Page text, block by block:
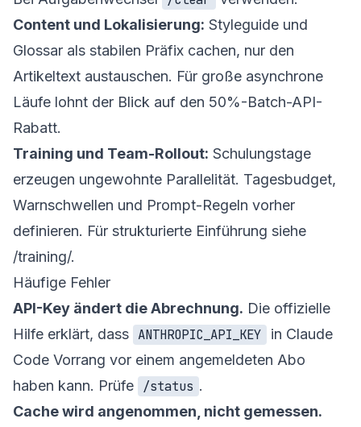
Content und Lokalisierung: Styleguide und
Glossar als stabilen Präfix cachen, nur den
Artikeltext austauschen. Für große asynchrone
Läufe lohnt der Blick auf den 50%-Batch-API-
Rabatt.
Training und Team-Rollout: Schulungstage
erzeugen ungewohnte Parallelität. Tagesbudget,
Warnschwellen und Prompt-Regeln vorher
definieren. Für strukturierte Einführung siehe
/training/.
Häufige Fehler
API-Key ändert die Abrechnung. Die offizielle
Hilfe erklärt, dass ANTHROPIC_API_KEY
in Claude
Code Vorrang vor einem angemeldeten Abo
haben kann. Prüfe
/status .
Cache wird angenommen, nicht gemessen.